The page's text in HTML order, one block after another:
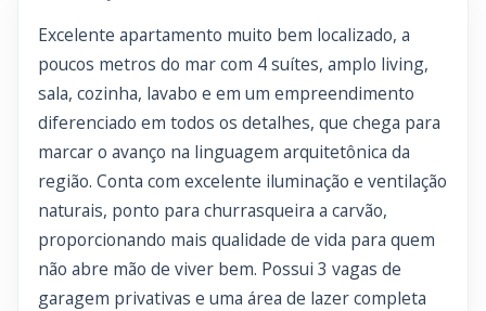
Excelente apartamento muito bem localizado, a
poucos metros do mar com 4 suítes, amplo living,
sala, cozinha, lavabo e em um empreendimento
diferenciado em todos os detalhes, que chega para
marcar o avanço na linguagem arquitetônica da
região. Conta com excelente iluminação e ventilação
naturais, ponto para churrasqueira a carvão,
proporcionando mais qualidade de vida para quem
não abre mão de viver bem. Possui 3 vagas de
garagem privativas e uma área de lazer completa